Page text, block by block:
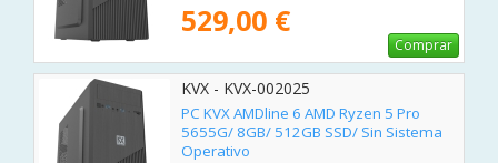
529,00 €
Comprar
KVX - KVX-002025
PC KVX AMDline 6 AMD Ryzen 5 Pro
5655G/ 8GB/ 512GB SSD/ Sin Sistema
Operativo